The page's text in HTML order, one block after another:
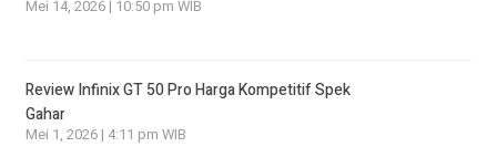
Mei 14, 2026 | 10:50 pm WIB
Review Infinix GT 50 Pro Harga Kompetitif Spek
Gahar
Mei 1, 2026 | 4:11 pm WIB